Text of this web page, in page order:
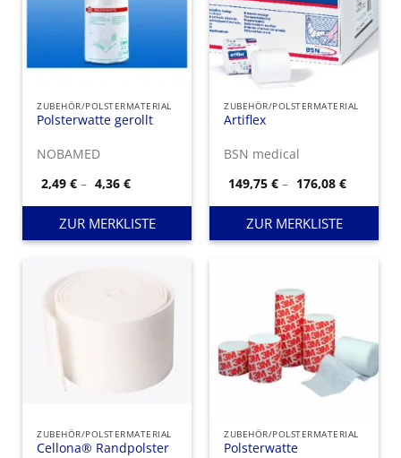
ZUBEHÖR/POLSTERMATERIAL
Polsterwatte gerollt
NOBAMED
2,49€ – 4,36€Preisspanne:
2,49 €
bis
4,36 €
ZUR MERKLISTE
ZUBEHÖR/POLSTERMATERIAL
Artiflex
BSN medical
149,75€ – 176,08€
149,75 €
bis
ZUR MERKLISTE
ZUBEHÖR/POLSTERMATERIAL
Cellona® Randpolster
ZUBEHÖR/POLSTERMATERIAL
Polsterwatte